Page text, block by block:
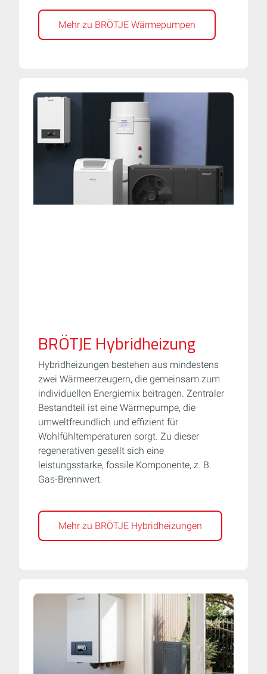
Mehr zu BRÖTJE Wärmepumpen
BRÖTJE Hybridheizung
Hybridheizungen bestehen aus mindestens
zwei Wärmeerzeugern, die gemeinsam zum
individuellen Energiemix beitragen. Zentraler
Bestandteil ist eine Wärmepumpe, die
umweltfreundlich und effizient für
Wohlfühltemperaturen sorgt. Zu dieser
regenerativen gesellt sich eine
leistungsstarke, fossile Komponente, z. B.
Gas-Brennwert.
Mehr zu BRÖTJE Hybridheizungen